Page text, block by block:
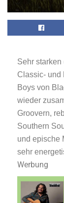
Sehr
Classic- und
Boys von
wieder
Groovern,
Southern
und epische
sehr
Werbung